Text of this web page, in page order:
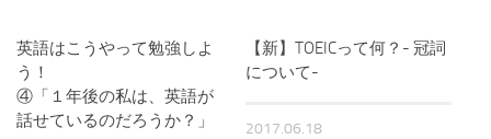
英語はこうやって勉強しよ
う！
④「１年後の私は、英語が
話せているのだろうか？」
【新】TOEICって何？- 冠詞
について-
2017.06.18